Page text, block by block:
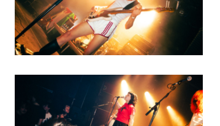
ESTHER
ELINE KAMMINGA
KAREN SAAMAN
ARNOUD HEIKENS